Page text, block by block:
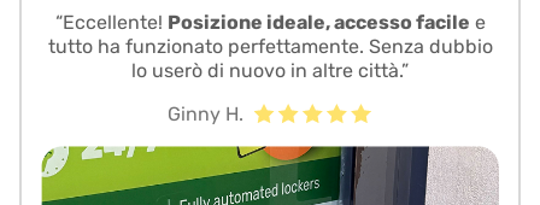
“Eccellente! Posizione ideale, accesso facile e
tutto ha funzionato perfettamente. Senza dubbio
lo userò di nuovo in altre città.”
Ginny H.